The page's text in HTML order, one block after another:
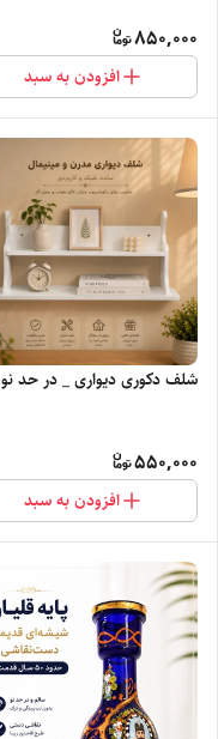
850,000
افزودن به سبد
شلف دکوری دیواری _ در حد نو
550,000
افزودن به سبد